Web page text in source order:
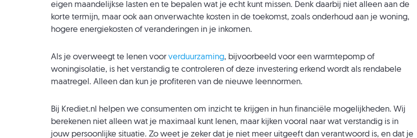
eigen maandelijkse lasten en te bepalen wat je echt kunt missen. Denk daarbij niet alleen aan de
korte termijn, maar ook aan onverwachte kosten in de toekomst, zoals onderhoud aan je woning,
hogere energiekosten of veranderingen in je inkomen.
Als je overweegt te lenen voor verduurzaming, bijvoorbeeld voor een warmtepomp of
woningisolatie, is het verstandig te controleren of deze investering erkend wordt als rendabele
maatregel. Alleen dan kun je profiteren van de nieuwe leennormen.
Bij Krediet.nl helpen we consumenten om inzicht te krijgen in hun financiële mogelijkheden. Wij
berekenen niet alleen wat je maximaal kunt lenen, maar kijken vooral naar wat verstandig is in
jouw persoonlijke situatie. Zo weet je zeker dat je niet meer uitgeeft dan verantwoord is, en dat je